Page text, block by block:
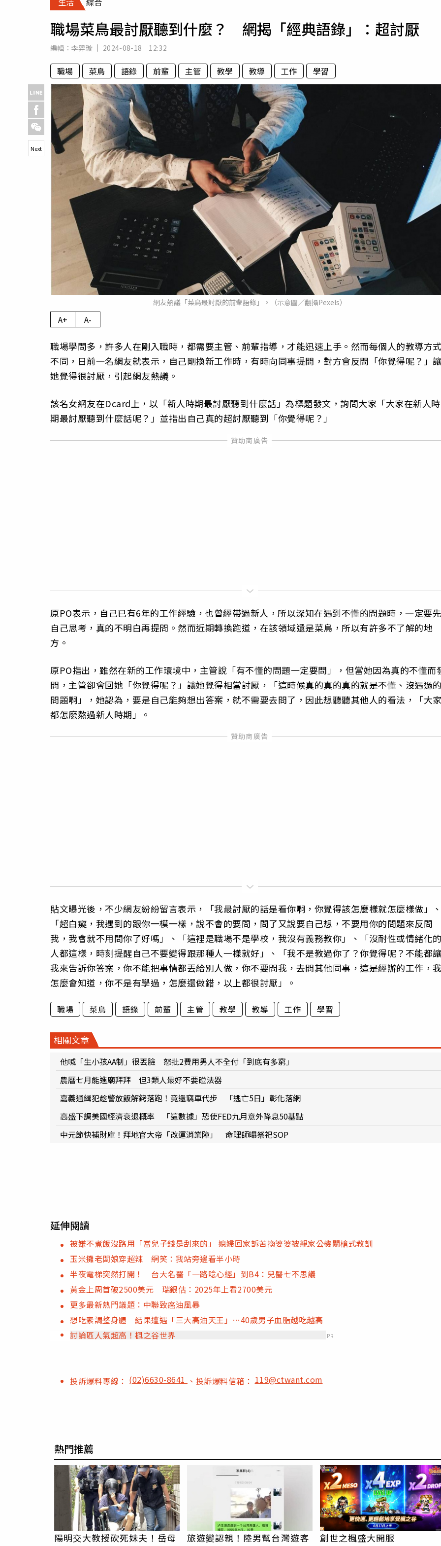
專欄
房產新勢力
運勢
梅酒
職場菜鳥最討厭聽到什麼？ 網揭「經典語錄」：超討厭
編輯： 李羿璇 2024-08-18 12:32
職場 菜鳥 語錄 前輩 主管 教學 教導 工作 學習
網友熱議「菜鳥最討厭的前輩語錄」。（示意圖／翻攝Pexels）
Next
A+ A-
職場學問多，許多人在剛入職時，都需要主管、前輩指導，才能迅速上手。然而每個人的教導方
不同，日前一名網友就表示，自己剛換新工作時，有時向同事提問，對方會反問「你覺得呢？」
她覺得很討厭，引起網友熱議。
該名女網友在Dcard上，以「新人時期最討厭聽到什麼話」為標題發文，詢問大家「大家在新人時
期最討厭聽到什麼話呢？」並指出自己真的超討厭聽到「你覺得呢？」
原PO表示，自己已有6年的工作經驗，也曾經帶過新人，所以深知在遇到不懂的問題時，一定要先
自己思考，真的不明白再提問。然而近期轉換跑道，在該領域還是菜鳥，所以有許多不了解的地
方。
原PO指出，雖然在新的工作環境中，主管說「有不懂的問題一定要問」，但當她因為真的不懂而
問，主管卻會回她「你覺得呢？」讓她覺得相當討厭，「這時候真的真的真的就是不懂、沒遇過
問題啊」，她認為，要是自己能夠想出答案，就不需要去問了，因此想聽聽其他人的看法，「大
都怎麽熬過新人時期」。
貼文曝光後，不少網友紛紛留言表示，「我最討厭的話是看你啊，你覺得該怎麼樣就怎麼樣做」
「超白癡，我遇到的跟你一模一樣，說不會的要問，問了又說要自己想，不要用你的問題來反問
我，我會就不用問你了好嗎」、「這裡是職場不是學校，我沒有義務教你」、「沒耐性或情緒化
人都這樣，時刻提醒自己不要變得跟那種人一樣就好」、「我不是教過你了？你覺得呢？不能都
我來告訴你答案，你不能把事情都丟給別人做，你不要問我，去問其他同事，這是經辦的工作，
怎麼會知道，你不是有學過，怎麼還做錯，以上都很討厭」。
職場 菜鳥 語錄 前輩 主管 教學 教導 工作 學習
相關文章
他喊「生小孩AA制」很丟臉 怒批2費用男人不全付「到底有多窮」
農曆七月能進廟拜拜 但3類人最好不要碰法器
嘉義通緝犯趁警放飯解銬落跑！竟還竊車代步 「逃亡5日」彰化落網
高盛下調美國經濟衰退概率 「這數據」恐使FED九月意外降息50基點
中元節快補財庫！拜地官大帝「改運消業障」 命理師曝祭祀SOP
延伸閱讀
被嫌不煮飯沒路用「當兒子錢是刮來的」 媳婦回家訴苦換婆婆被親家公機關槍式教訓
玉米攤老闆娘穿超辣 網笑：我站旁邊看半小時
半夜電梯突然打開！ 台大名醫「一路唸心經」到B4：兒醫七不思議
黃金上周首破2500美元 瑞銀估：2025年上看2700美元
更多最新熱門議題：中聯致癌油風暴
想吃素調整身體 結果遭遇「三大高油天王」…40歲男子血脂越吃越高
討論區人氣超高！楓之谷世界
PR
投訴爆料專線： (02)6630-8641 、投訴爆料信箱：119@ctwant.com
熱門推薦
陽明交大教授砍死妹夫！岳母
旅遊變認親！陸男幫台灣遊客
創世之楓盛大開服
PR